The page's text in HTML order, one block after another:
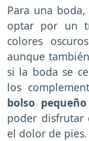
Para una
optar por un
colores
aunque
si la boda se
los
bolso
poder disfrutar
el dolor de pies.